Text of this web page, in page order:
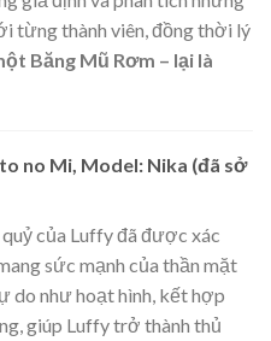
từng thành viên, đồng thời lý
Băng Mũ Rơm – lại là
no Mi, Model: Nika (đã sở
của Luffy đã được xác
sức mạnh của thần mặt
do như hoạt hình, kết hợp
giúp Luffy trở thành thủ